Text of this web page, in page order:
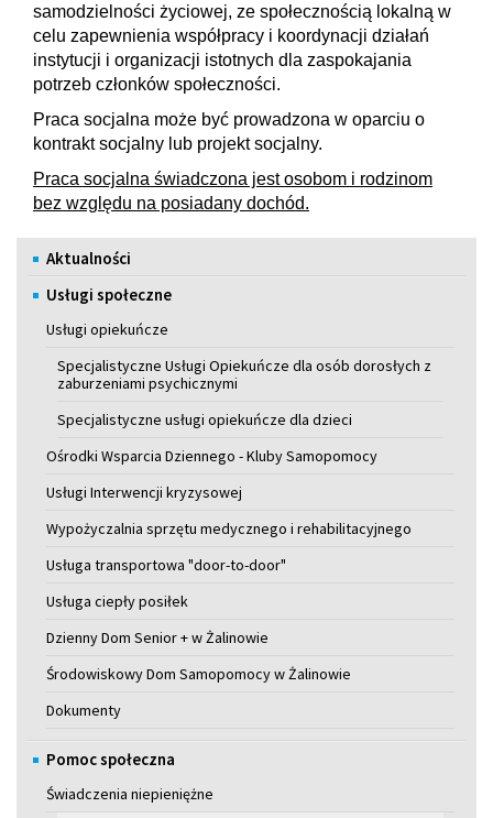
samodzielności życiowej, ze społecznością lokalną w
celu zapewnienia współpracy i koordynacji działań
instytucji i organizacji istotnych dla zaspokajania
potrzeb członków społeczności.
Praca socjalna może być prowadzona w oparciu o
kontrakt socjalny lub projekt socjalny.
Praca socjalna świadczona jest osobom i rodzinom
bez względu na posiadany dochód.
Menu
Aktualności
Usługi społeczne
Usługi opiekuńcze
Specjalistyczne Usługi Opiekuńcze dla osób dorosłych z
zaburzeniami psychicznymi
Specjalistyczne usługi opiekuńcze dla dzieci
Ośrodki Wsparcia Dziennego - Kluby Samopomocy
Usługi Interwencji kryzysowej
Wypożyczalnia sprzętu medycznego i rehabilitacyjnego
Usługa transportowa "door-to-door"
Usługa ciepły posiłek
Dzienny Dom Senior + w Żalinowie
Środowiskowy Dom Samopomocy w Żalinowie
Dokumenty
Pomoc społeczna
Świadczenia niepieniężne